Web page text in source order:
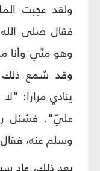
ولقد عجبت
فقال صلى
وهو منّي وأنا
وقد سُمع ذلك
ينادي مراراً:
عليّ". فسُئل
وسلم عنه،